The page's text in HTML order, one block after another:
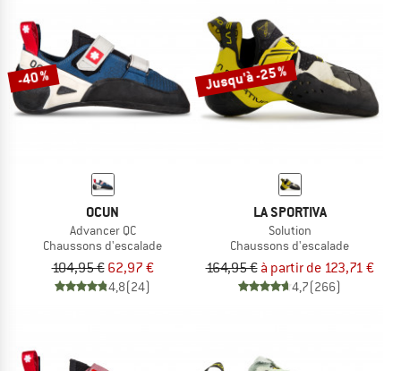
-40 %
OCUN
Advancer QC
Chaussons d'escalade
104,95 € 62,97 €
4,8(24)
Jusqu'à -25 %
LA SPORTIVA
Solution
Chaussons d'escalade
164,95 € à partir de 123,71 €
4,7(266)